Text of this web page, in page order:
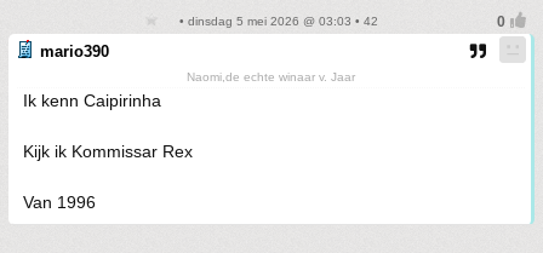
• dinsdag 5 mei 2026 @ 03:03 • 42
mario390
Naomi,de echte winaar v. Jaar
Ik kenn Caipirinha
Kijk ik Kommissar Rex
Van 1996